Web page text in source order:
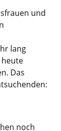
und
lang
Das
noch